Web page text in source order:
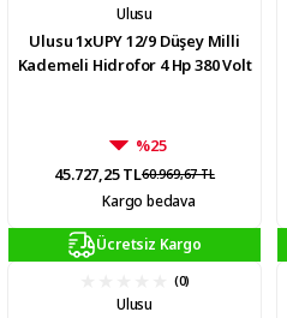
Ulusu
Ulusu 1xUPY 12/9 Düşey Milli
Kademeli Hidrofor 4 Hp 380 Volt
%25
45.727,25 TL60.969,67 TL
Kargo bedava
Ücretsiz Kargo
(0)
Ulusu